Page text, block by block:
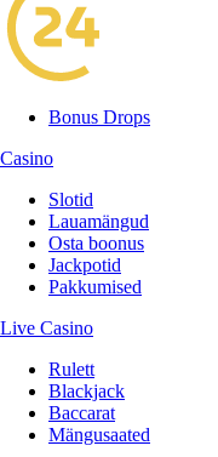
Bonus Drops
Casino
Slotid
Lauamängud
Osta boonus
Jackpotid
Pakkumised
Live Casino
Rulett
Blackjack
Baccarat
Mängusaated